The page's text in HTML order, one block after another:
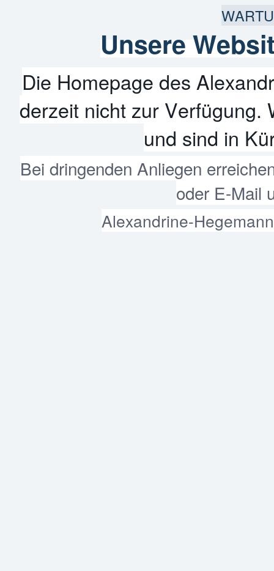
Unsere
Die Homepage des
derzeit nicht zur Verfügung.
und sind in
Bei dringenden Anliegen
oder E-Mail
Alexandrine-